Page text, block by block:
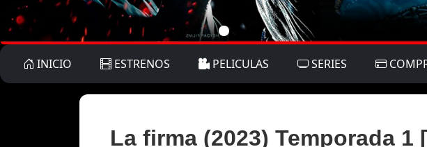
INICIO ESTRENOS PELICULAS SERIES
La firma (2023) Temporada 1